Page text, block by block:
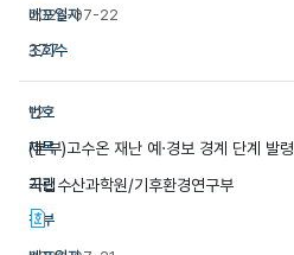
2026-07-22
377
127
(본부)고수온 재난 예·경보 경계 단계 발령
국립수산과학원/기후환경연구부